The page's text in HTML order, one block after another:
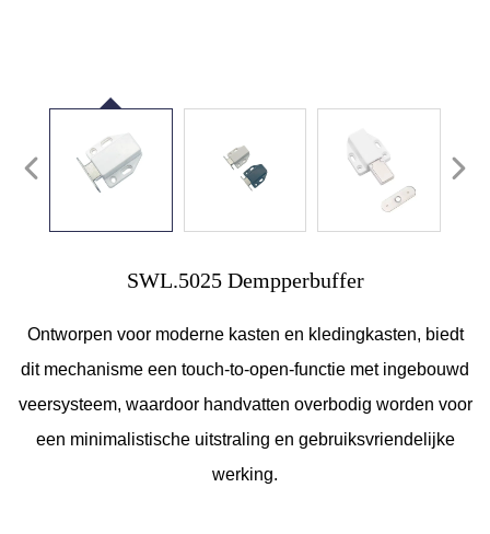
SWL.5025 Dempperbuffer
Ontworpen voor moderne kasten en kledingkasten, biedt
dit mechanisme een touch-to-open-functie met ingebouwd
veersysteem, waardoor handvatten overbodig worden voor
een minimalistische uitstraling en gebruiksvriendelijke
werking.